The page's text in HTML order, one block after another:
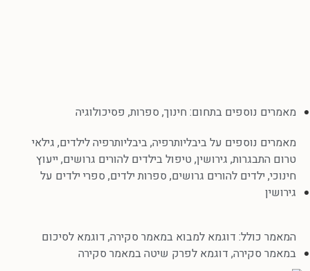
מאמרים נוספים בתחום: חינוך, ספרות, פסיכולוגיה
מאמרים נוספים עלביבליותרפיה,ביבליותרפיה לילדים, גילאי
טרום התבגרות, גירושין, טיפול בילדים להורים גרושים,ייעוץ
חינוכי,ילדים להורים גרושים, ספרות ילדים, ספרי ילדים על
גירושין
המאמר כולל: דוגמא למבוא במאמר סקירה, דוגמא לסיכום
במאמר סקירה, דוגמא לפרק שיטה במאמר סקירה